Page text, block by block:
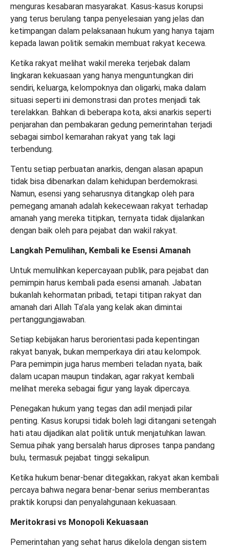
menguras kesabaran masyarakat. Kasus-kasus korupsi
yang terus berulang tanpa penyelesaian yang jelas dan
ketimpangan dalam pelaksanaan hukum yang hanya tajam
kepada lawan politik semakin membuat rakyat kecewa.
Ketika rakyat melihat wakil mereka terjebak dalam
lingkaran kekuasaan yang hanya menguntungkan diri
sendiri, keluarga, kelompoknya dan oligarki, maka dalam
situasi seperti ini demonstrasi dan protes menjadi tak
terelakkan. Bahkan di beberapa kota, aksi anarkis seperti
penjarahan dan pembakaran gedung pemerintahan terjadi
sebagai simbol kemarahan rakyat yang tak lagi
terbendung.
Tentu setiap perbuatan anarkis, dengan alasan apapun
tidak bisa dibenarkan dalam kehidupan berdemokrasi.
Namun, esensi yang seharusnya ditangkap oleh para
pemegang amanah adalah kekecewaan rakyat terhadap
amanah yang mereka titipkan, ternyata tidak dijalankan
dengan baik oleh para pejabat dan wakil rakyat.
Langkah Pemulihan, Kembali ke Esensi Amanah
Untuk memulihkan kepercayaan publik, para pejabat dan
pemimpin harus kembali pada esensi amanah. Jabatan
bukanlah kehormatan pribadi, tetapi titipan rakyat dan
amanah dari Allah Ta’ala yang kelak akan dimintai
pertanggungjawaban.
Setiap kebijakan harus berorientasi pada kepentingan
rakyat banyak, bukan memperkaya diri atau kelompok.
Para pemimpin juga harus memberi teladan nyata, baik
dalam ucapan maupun tindakan, agar rakyat kembali
melihat mereka sebagai figur yang layak dipercaya.
Penegakan hukum yang tegas dan adil menjadi pilar
penting. Kasus korupsi tidak boleh lagi ditangani setengah
hati atau dijadikan alat politik untuk menjatuhkan lawan.
Semua pihak yang bersalah harus diproses tanpa pandang
bulu, termasuk pejabat tinggi sekalipun.
Ketika hukum benar-benar ditegakkan, rakyat akan kembali
percaya bahwa negara benar-benar serius memberantas
praktik korupsi dan penyalahgunaan kekuasaan.
Meritokrasi vs Monopoli Kekuasaan
Pemerintahan yang sehat harus dikelola dengan sistem